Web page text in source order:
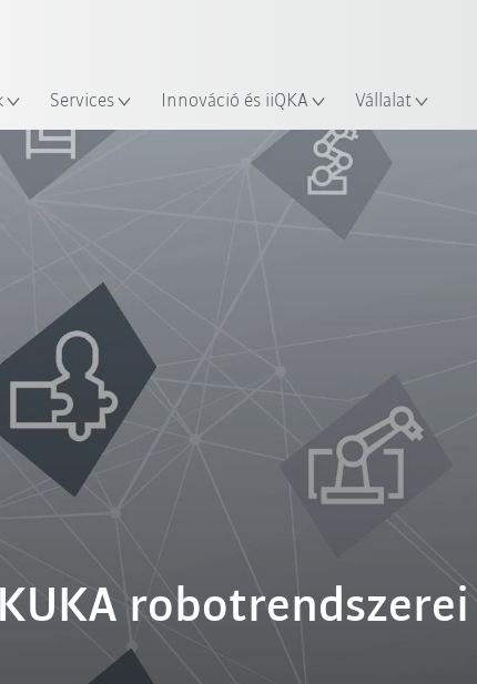
Services Innováció és iiQKA Vállalat
robotrendszerei